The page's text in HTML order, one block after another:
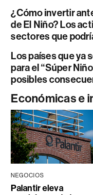
¿Cómo invertir
de El Niño? Los
sectores que
Los países que ya
para el “Súper
posibles
Económicas e
NEGOCIOS
Palantir eleva